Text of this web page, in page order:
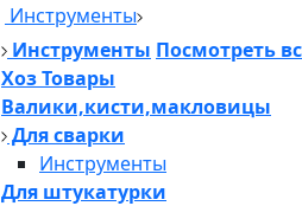
Инструменты
Инструменты Посмотреть
Хоз Товары
Валики,кисти,макловицы
Для сварки
Инструменты
Для штукатурки